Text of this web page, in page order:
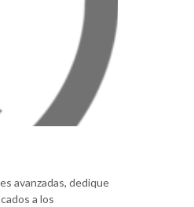
avanzadas, dedique
a los